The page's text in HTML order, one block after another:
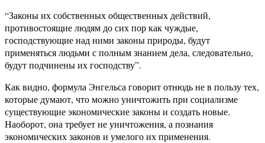
“Законы их собственных общественных действий,
противостоящие людям до сих пор как чуждые,
господствующие над ними законы природы, будут
применяться людьми с полным знанием дела, следовательно,
будут подчинены их господству”.
Как видно, формула Энгельса говорит отнюдь не в пользу тех,
которые думают, что можно уничтожить при социализме
существующие экономические законы и создать новые.
Наоборот, она требует не уничтожения, а познания
экономических законов и умелого их применения.